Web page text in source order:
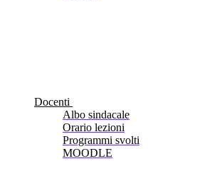
Docenti
Albo sindacale
Orario lezioni
Programmi svolti
MOODLE